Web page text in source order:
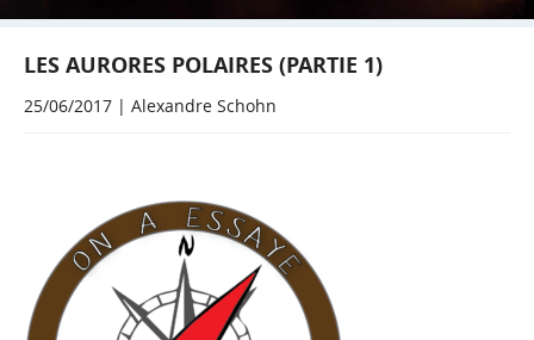
LES AURORES POLAIRES (PARTIE 1)
25/06/2017 | Alexandre Schohn